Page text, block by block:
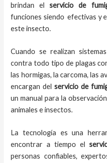
brindan el
servicio de
funciones siendo efectivas y
este insecto.
Cuando se realizan
contra todo tipo de plagas
las hormigas, la carcoma, las
encargan del servicio de
un manual para la
animales e insectos.
La tecnología es una
encontrar a tiempo el
personas confiables,